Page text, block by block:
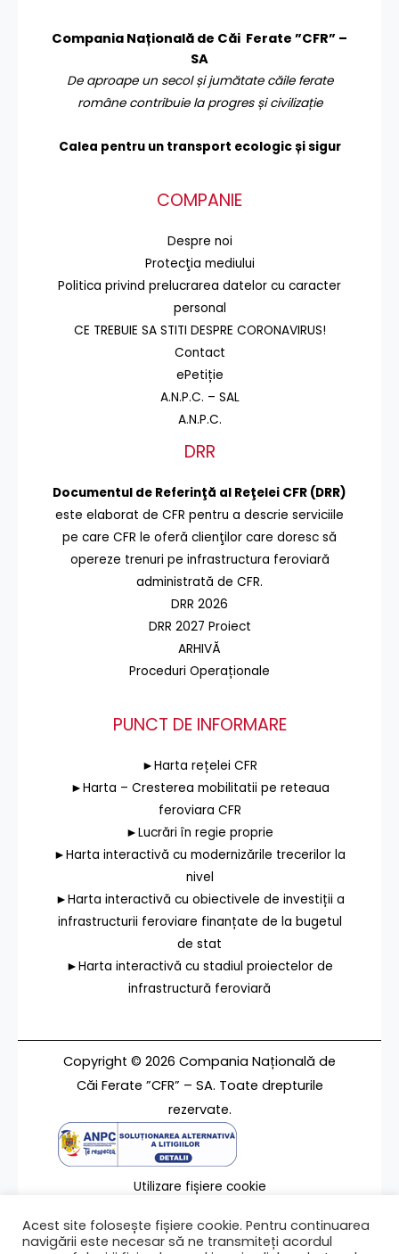
Compania Națională de Căi Ferate ”CFR” –
SA
De aproape un secol și jumătate căile ferate
române contribuie la progres și civilizație
Calea pentru un transport ecologic și sigur
COMPANIE
Despre noi
Protecţia mediului
Politica privind prelucrarea datelor cu caracter
personal
CE TREBUIE SA STITI DESPRE CORONAVIRUS!
Contact
ePetiție
A.N.P.C. – SAL
A.N.P.C.
DRR
Documentul de Referinţă al Reţelei CFR (DRR)
este elaborat de CFR pentru a descrie serviciile
pe care CFR le oferă clienţilor care doresc să
opereze trenuri pe infrastructura feroviară
administrată de CFR.
DRR 2026
DRR 2027 Proiect
ARHIVĂ
Proceduri Operaționale
PUNCT DE INFORMARE
►Harta rețelei CFR
►Harta – Cresterea mobilitatii pe reteaua
feroviara CFR
►Lucrări în regie proprie
►Harta interactivă cu modernizările trecerilor la
nivel
►Harta interactivă cu obiectivele de investiții a
infrastructurii feroviare finanțate de la bugetul
de stat
►Harta interactivă cu stadiul proiectelor de
infrastructură feroviară
Copyright © 2026 Compania Națională de
Căi Ferate ”CFR” – SA. Toate drepturile
rezervate.
Utilizare fișiere cookie
Contact
Acest site folosește fișiere cookie. Pentru continuarea
navigării este necesar să ne transmiteți acordul